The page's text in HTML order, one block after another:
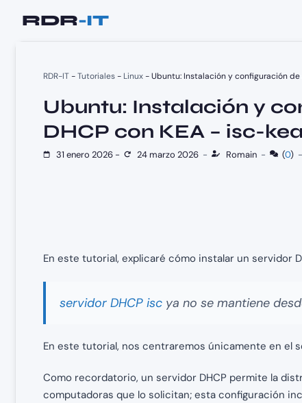
RDR-IT-Tutoriales- Linux-Ubuntu: Instalación y configuración de
Ubuntu: Instalación y
DHCP con KEA – isc-kea
31 enero 2026 - 24 marzo 2026 - Romain - (0) -
En este tutorial, explicaré cómo instalar un servidor
servidor DHCP isc ya no se mantiene
En este tutorial, nos centraremos únicamente en el
Como recordatorio, un servidor DHCP permite la
computadoras que lo solicitan; esta configuración